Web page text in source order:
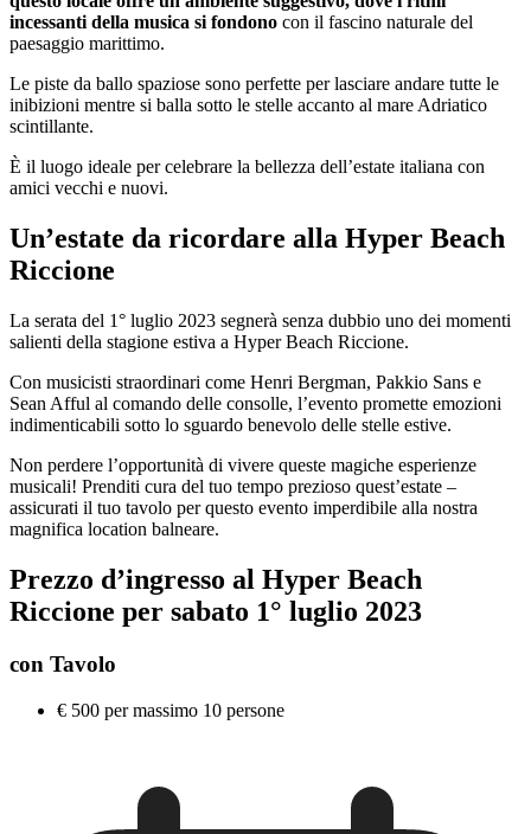
incessanti della musica si fondono con il fascino naturale del
paesaggio marittimo.
Le piste da ballo spaziose sono perfette per lasciare andare tutte le
inibizioni mentre si balla sotto le stelle accanto al mare Adriatico
scintillante.
È il luogo ideale per celebrare la bellezza dell’estate italiana con
amici vecchi e nuovi.
Un’estate da ricordare alla Hyper Beach
Riccione
La serata del 1° luglio 2023 segnerà senza dubbio uno dei momenti
salienti della stagione estiva a Hyper Beach Riccione.
Con musicisti straordinari come Henri Bergman, Pakkio Sans e
Sean Afful al comando delle consolle, l’evento promette emozioni
indimenticabili sotto lo sguardo benevolo delle stelle estive.
Non perdere l’opportunità di vivere queste magiche esperienze
musicali! Prenditi cura del tuo tempo prezioso quest’estate –
assicurati il tuo tavolo per questo evento imperdibile alla nostra
magnifica location balneare.
Prezzo d’ingresso al Hyper Beach
Riccione per sabato 1° luglio 2023
con Tavolo
€ 500 per massimo 10 persone